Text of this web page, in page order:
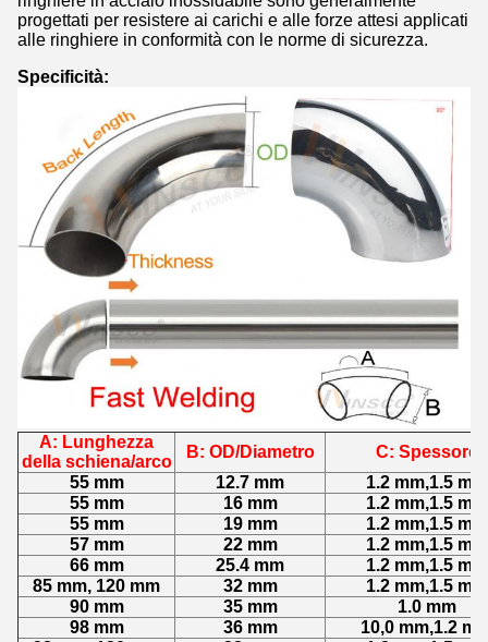
progettati per resistere ai carichi e alle forze attesi applicati
alle ringhiere in conformità con le norme di sicurezza.
Specificità:
A: Lunghezza
della schiena/arco
B: OD/Diametro
C: Spessore
55 mm
12.7 mm
1.2 mm,1.5 mm
55 mm
16 mm
1.2 mm,1.5 mm
55 mm
19 mm
1.2 mm,1.5 mm
57 mm
22 mm
1.2 mm,1.5 mm
66 mm
25.4 mm
1.2 mm,1.5 mm
85 mm, 120 mm
32 mm
1.2 mm,1.5 mm
90 mm
35 mm
1.0 mm
98 mm
36 mm
10,0 mm,1.2